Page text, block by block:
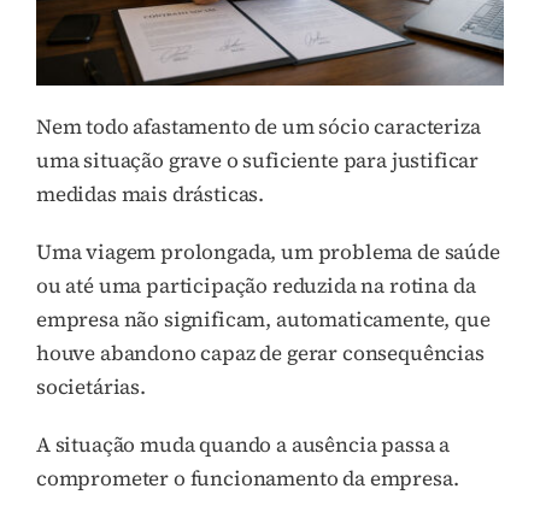
Nem todo afastamento de um sócio caracteriza
uma situação grave o suficiente para justificar
medidas mais drásticas.
Uma viagem prolongada, um problema de saúde
ou até uma participação reduzida na rotina da
empresa não significam, automaticamente, que
houve abandono capaz de gerar consequências
societárias.
A situação muda quando a ausência passa a
comprometer o funcionamento da empresa.